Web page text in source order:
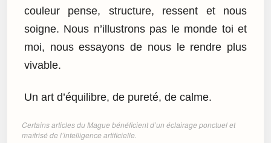
couleur pense, structure, ressent et nous
soigne. Nous n’illustrons pas le monde toi et
moi, nous essayons de nous le rendre plus
vivable.
Un art d’équilibre, de pureté, de calme.
Certains articles du Mague bénéficient d’un éclairage ponctuel et
maîtrisé de l’intelligence artificielle.